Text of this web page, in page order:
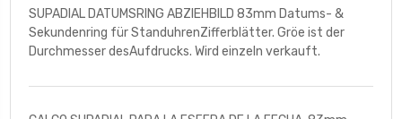
SUPADIAL DATUMSRING ABZIEHBILD 83mm Datums- &
Sekundenring für StanduhrenZifferblätter. Gröe ist der
Durchmesser desAufdrucks. Wird einzeln verkauft.